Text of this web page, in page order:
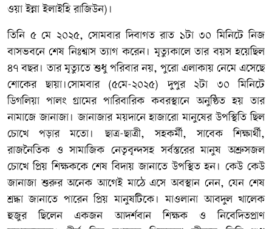
ওয়া ইন্না ইলাইহি রাজিউন)।
তিনি ৫ মে ২০২৫, সোমবার দিবাগত রাত ১টা ৩০ মিনিটে নিজ
বাসভবনে শেষ নিঃশ্বাস ত্যাগ করেন। মৃত্যুকালে তার বয়স হয়েছিল
৪৭ বছর। তার মৃত্যুতে শুধু পরিবার নয়, পুরো এলাকায় নেমে এসেছে
শোকের ছায়া।সোমবার (৫মে-২০২৫) দুপুর ২টা ৩০ মিনিটে
ডিগলিয়া পালং গ্রামের পারিবারিক কবরস্থানে অনুষ্ঠিত হয় তার
নামাজে জানাজা। জানাজার ময়দানে হাজারো মানুষের উপস্থিতি ছিল
চোখে পড়ার মতো। ছাত্র-ছাত্রী, সহকর্মী, সাবেক শিক্ষার্থী,
রাজনৈতিক ও সামাজিক নেতৃবৃন্দসহ সর্বস্তরের মানুষ অশ্রুসজল
চোখে প্রিয় শিক্ষককে শেষ বিদায় জানাতে উপস্থিত হন। কেউ কেউ
জানাজা শুরুর অনেক আগেই মাঠে এসে অবস্থান নেন, যেন শেষ
শ্রদ্ধা জানাতে পারেন প্রিয় মানুষটিকে। মাওলানা আবদুল খালেক
হুজুর ছিলেন একজন আদর্শবান শিক্ষক ও নিবেদিতপ্রাণ